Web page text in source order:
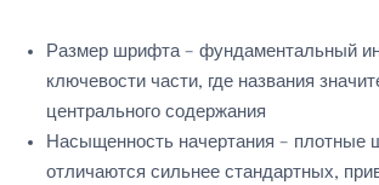
Размер шрифта – фундаментальный
ключевости части, где названия
центрального содержания
Насыщенность начертания – плотные
отличаются сильнее стандартных,